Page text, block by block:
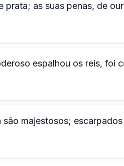
prata; as suas penas, de
espalhou os reis, foi
são majestosos;